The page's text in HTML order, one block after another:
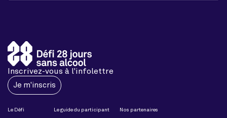
Inscrivez-vous à l'infolettre
Je m'inscris
Le Défi Le guide du participant Nos partenaires